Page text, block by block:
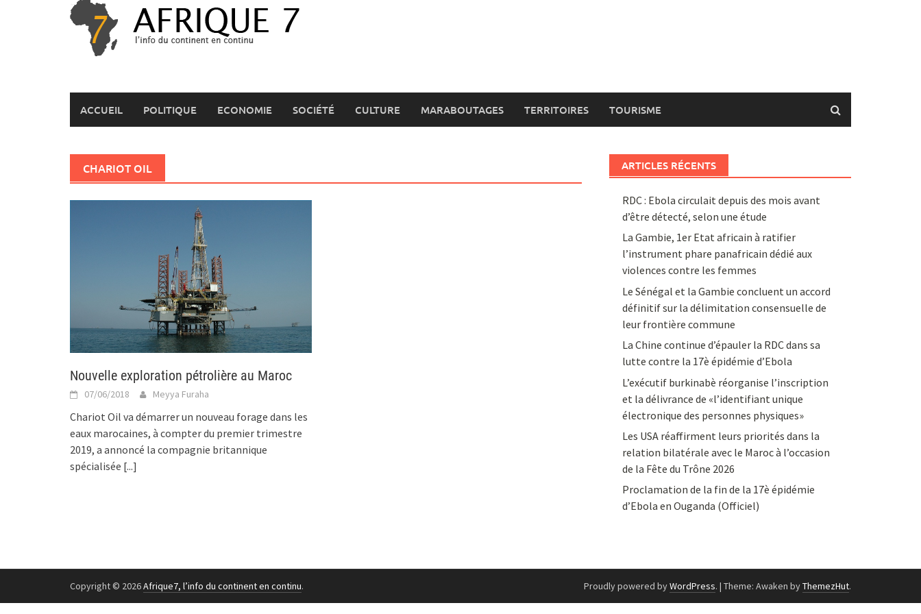
ACCUEIL POLITIQUE ECONOMIE SOCIÉTÉ CULTURE MARABOUTAGES TERRITOIRES TOURISME
CHARIOT OIL
Nouvelle exploration pétrolière au Maroc
07/06/2018 Meyya Furaha
Chariot Oil va démarrer un nouveau forage dans les
eaux marocaines, à compter du premier trimestre
2019, a annoncé la compagnie britannique
spécialisée [...]
ARTICLES RÉCENTS
RDC : Ebola circulait depuis des mois avant
d’être détecté, selon une étude
La Gambie, 1er Etat africain à ratifier
l’instrument phare panafricain dédié aux
violences contre les femmes
Le Sénégal et la Gambie concluent un accord
définitif sur la délimitation consensuelle de
leur frontière commune
La Chine continue d’épauler la RDC dans sa
lutte contre la 17è épidémie d’Ebola
L’exécutif burkinabè réorganise l’inscription
et la délivrance de «l’identifiant unique
électronique des personnes physiques»
Les USA réaffirment leurs priorités dans la
relation bilatérale avec le Maroc à l’occasion
de la Fête du Trône 2026
Proclamation de la fin de la 17è épidémie
d’Ebola en Ouganda (Officiel)
Copyright © 2026Afrique7, l’info du continent en continu. Proudly powered byWordPress. | Theme: Awaken byThemezHut.